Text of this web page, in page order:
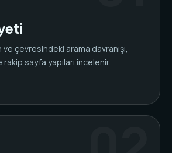
ve çevresindeki arama davranışı,
rakip sayfa yapıları incelenir.